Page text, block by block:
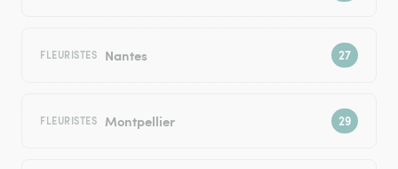
FLEURISTES Nantes
FLEURISTES Montpellier